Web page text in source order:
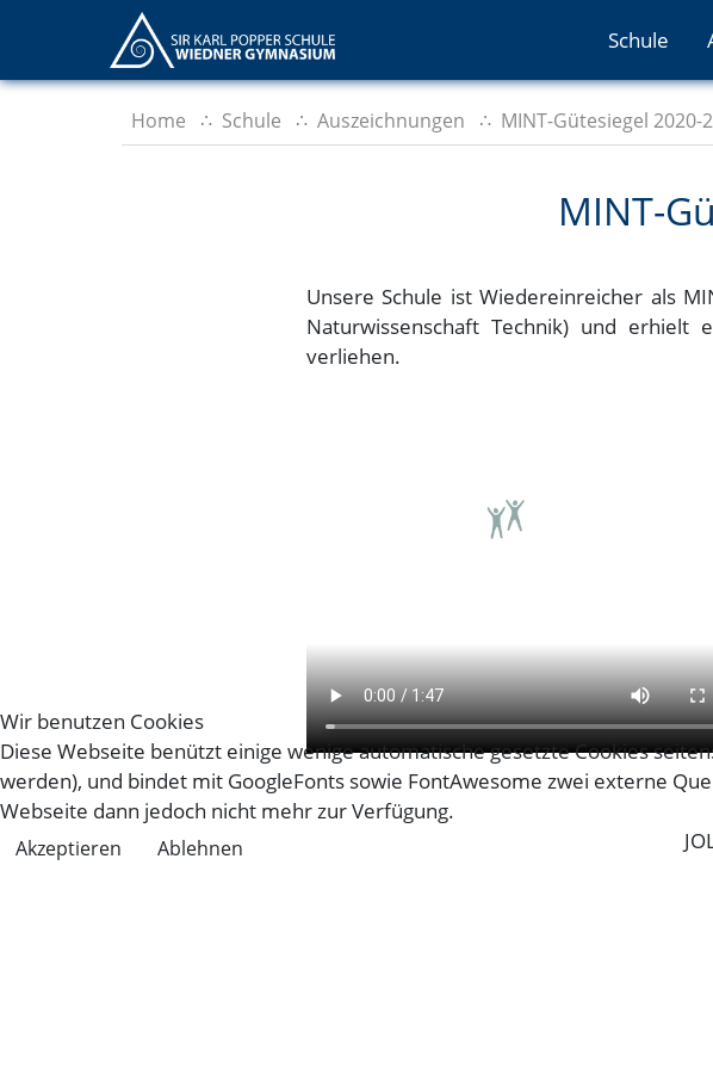
Schule
Home Schule Auszeichnungen MINT-Gütesiegel 2020-
MINT-
Unsere Schule ist Wiedereinreicher als
Naturwissenschaft Technik) und erhielt
verliehen.
Wir benutzen Cookies
Diese Webseite benützt einige wenige automatische gesetzte Cookies
werden), und bindet mit GoogleFonts sowie FontAwesome zwei externe
Webseite dann jedoch nicht mehr zur Verfügung.
Akzeptieren Ablehnen